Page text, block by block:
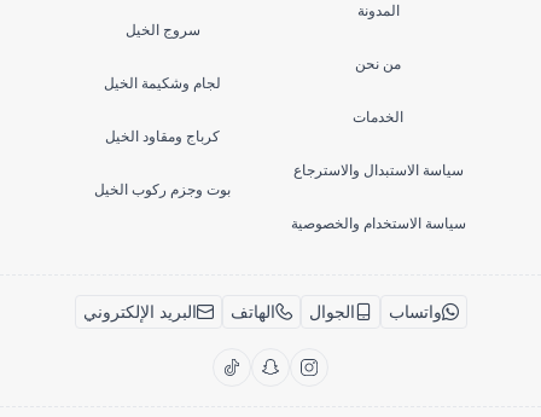
المدونة
من نحن
الخدمات
سياسة الاستبدال والاسترجاع
سياسة الاستخدام والخصوصية
سروج الخيل
لجام وشكيمة الخيل
كرباج ومقاود الخيل
بوت وجزم ركوب الخيل
واتساب الجوال الهاتف البريد الإلكتروني